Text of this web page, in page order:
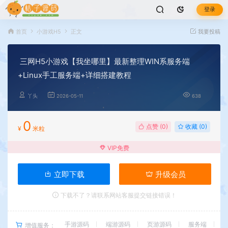
登录
首页 小游戏H5 正文 我要投稿
三网H5小游戏【我坐哪里】最新整理WIN系服务端
+Linux手工服务端+详细搭建教程
丫头 2026-05-11 638
¥ 0 米粒 点赞 (0) 收藏 (0)
VIP免费
立即下载 升级会员
下载不了？请联系网站客服提交链接错误！
增值服务： 手游源码 端游源码 页游源码 服务端